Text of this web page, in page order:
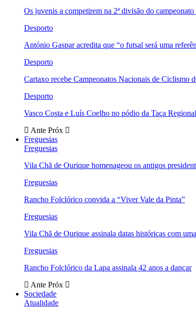
Os juvenis a competirem na 2ª divisão do
Desporto
António Gaspar acredita que “o futsal será uma
Desporto
Cartaxo recebe Campeonatos Nacionais de Ciclismo
Desporto
Vasco Costa e Luís Coelho no pódio da Taça
Ante Próx
Freguesias
Freguesias
Vila Chã de Ourique homenageou os antigos
Freguesias
Rancho Folclórico convida a “Viver Vale da Pinta”
Freguesias
Vila Chã de Ourique assinala datas históricas com
Freguesias
Rancho Folclórico da Lapa assinala 42 anos a dançar
Ante Próx
Sociedade
Atualidade